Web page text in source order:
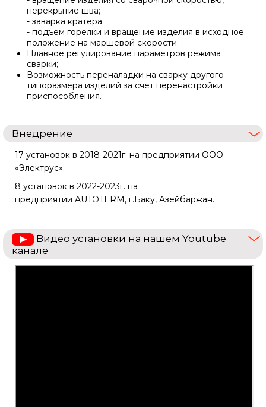
перекрытие шва;
- заварка кратера;
- подъем горелки и вращение изделия в исходное
положение на маршевой скорости;
Плавное регулирование параметров режима
сварки;
Возможность переналадки на сварку другого
типоразмера изделий за счет перенастройки
приспособления.
Внедрение
17 установок в 2018-2021г. на предприятии ООО
«Электрус»;
8 установок в 2022-2023г. на
предприятии AUTOTERM, г.Баку, Азейбаржан.
Видео установки на нашем Youtube
канале